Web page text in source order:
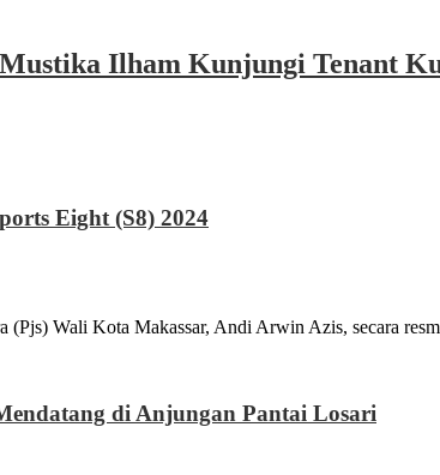
Ilham Kunjungi Tenant
Eight (S8) 2024
Wali Kota Makassar, Andi Arwin Azis, secara
di Anjungan Pantai Losari